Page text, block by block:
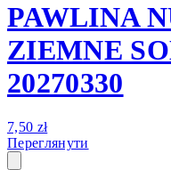
PAWLINA
ZIEMNE
20270330
7,50 zł
Переглянути